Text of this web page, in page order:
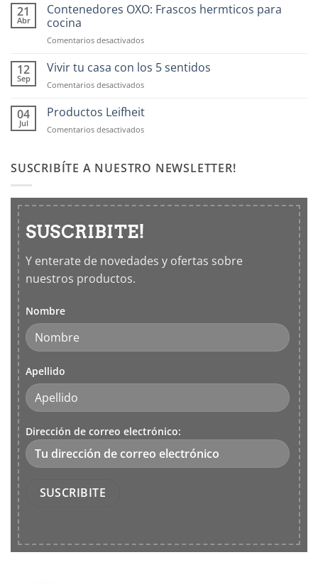
21
Abr
Contenedores OXO: Frascos hermticos para
cocina
Comentarios desactivadosen
OXO:
hermticos
cocina
12
Sep
Vivir tu casa con los 5 sentidos
Comentarios desactivadosen
tu
con
sentidos
04
Jul
Productos Leifheit
Comentarios desactivadosen
SUSCRIBÍTE A NUESTRO NEWSLETTER!
SUSCRIBITE!
Y enterate de novedades y ofertas sobre
nuestros productos.
Nombre
Apellido
Dirección de correo electrónico: